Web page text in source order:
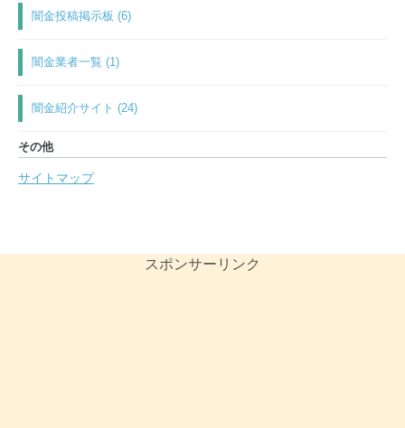
闇金投稿掲示板 (6)
闇金業者一覧 (1)
闇金紹介サイト (24)
その他
サイトマップ
スポンサーリンク